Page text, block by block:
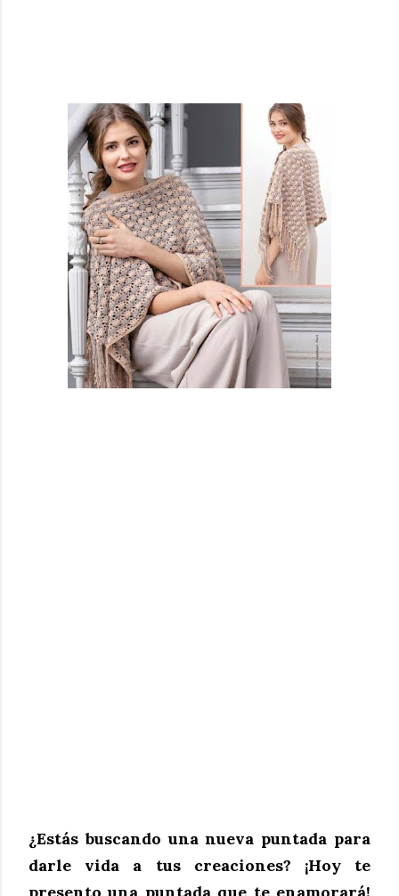
¿Estás buscando una nueva puntada para
darle vida a tus creaciones? ¡Hoy te
presento una puntada que te enamorará!